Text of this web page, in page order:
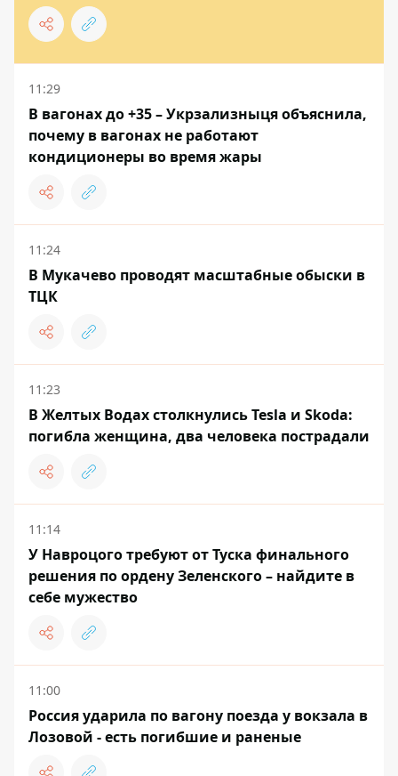
11:29
В вагонах до +35 – Укрзализныця объяснила,
почему в вагонах не работают
кондиционеры во время жары
11:24
В Мукачево проводят масштабные обыски в
ТЦК
11:23
В Желтых Водах столкнулись Tesla и Skoda:
погибла женщина, два человека пострадали
11:14
У Навроцого требуют от Туска финального
решения по ордену Зеленского – найдите в
себе мужество
11:00
Россия ударила по вагону поезда у вокзала в
Лозовой - есть погибшие и раненые